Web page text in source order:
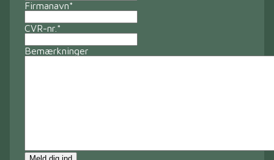
Firmanavn*
CVR-nr. *
Bemærkninger